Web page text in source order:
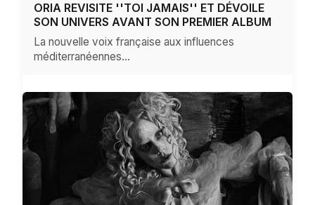
ORIA REVISITE ''TOI JAMAIS'' ET DÉVOILE
SON UNIVERS AVANT SON PREMIER ALBUM
La nouvelle voix française aux influences
méditerranéennes…